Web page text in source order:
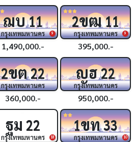
9
ฌบ11
กรุงเทพมหานคร
1,490,000.-
9
2ขฒ11
กรุงเทพมหานคร
395,000.-
2ขต22
กรุงเทพมหานคร
360,000.-
ญฮ22
กรุงเทพมหานคร
950,000.-
18
ฐม 22
กรุงเทพมหานคร 10
1ขท33
กรุงเทพมหานคร